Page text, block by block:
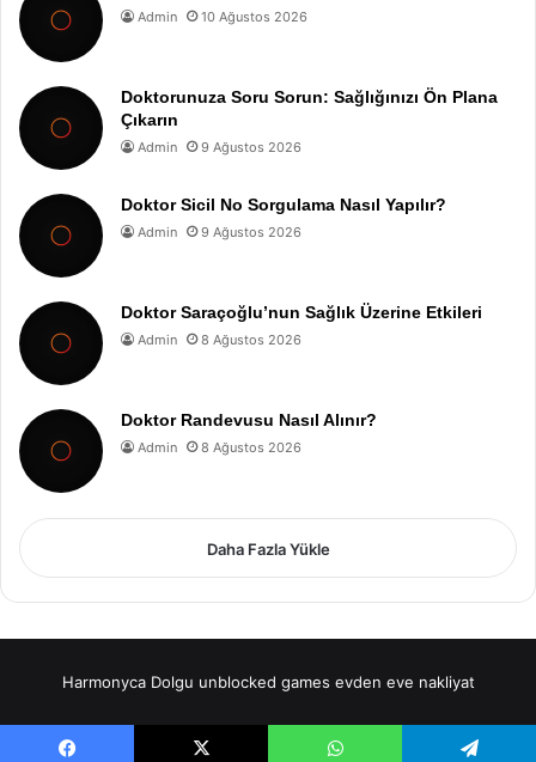
Admin 10 Ağustos 2026
Doktorunuza Soru Sorun: Sağlığınızı Ön Plana
Çıkarın
Admin 9 Ağustos 2026
Doktor Sicil No Sorgulama Nasıl Yapılır?
Admin 9 Ağustos 2026
Doktor Saraçoğlu’nun Sağlık Üzerine Etkileri
Admin 8 Ağustos 2026
Doktor Randevusu Nasıl Alınır?
Admin 8 Ağustos 2026
Daha Fazla Yükle
Harmonyca Dolgu unblocked games evden eve nakliyat